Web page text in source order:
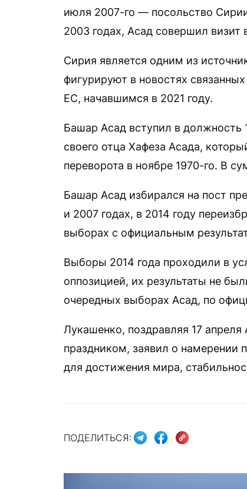
июля 2007-го — посольство
2003 годах, Асад совершил визит
Сирия является одним из
фигурируют в новостях
ЕС, начавшимся в 2021 году.
Башар Асад вступил в должность
своего отца Хафеза Асада,
переворота в ноябре 1970-го. В
Башар Асад избирался на пост
и 2007 годах, в 2014 году
выборах с официальным
Выборы 2014 года проходили в
оппозицией, их результаты не
очередных выборах Асад, по
Лукашенко, поздравляя 17
праздником, заявил о намерении
для достижения мира,
ПОДЕЛИТЬСЯ: